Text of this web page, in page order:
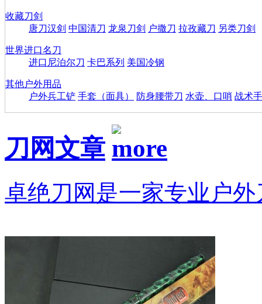
收藏刀剑
唐刀汉剑 中国清刀 龙泉刀剑 户撒刀 拉孜藏刀 另类刀剑
世界进口名刀
进口尼泊尔刀 卡巴系列 美国冷钢
其他户外用品
户外兵工铲 手套（面具） 防身腰带刀 水壶、口哨 战术
刀网文章
卓绝刀网是一家专业户